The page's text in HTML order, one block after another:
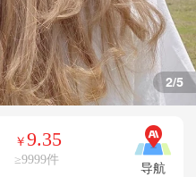
3/5
￥9.35
≥9999件 导航